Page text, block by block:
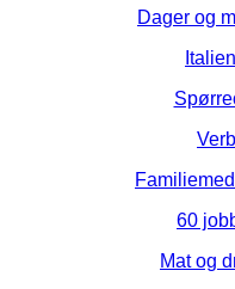
Dager og
60
Mat og